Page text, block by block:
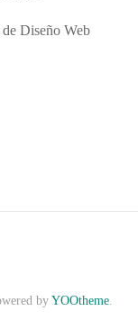
Diseño Web
by YOOtheme.